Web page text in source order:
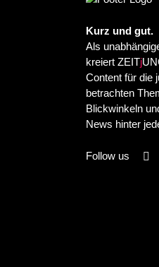
Kurz und gut.
Als
kreiert ZEITj
Content für die
betrachten
Blickwinkeln
News hinter
Follow us